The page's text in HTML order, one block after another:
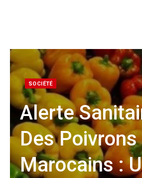
SOCIÉTÉ
Alerte
Des Poivrons
Marocains :